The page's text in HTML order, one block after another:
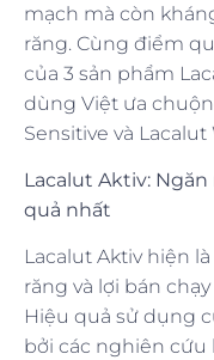
mạch mà còn
răng. Cùng điểm
của 3 sản phẩm
dùng Việt ưa
Sensitive và
Lacalut Aktiv:
quả nhất
Lacalut Aktiv hiện
răng và lợi bán
Hiệu quả sử dụng
bởi các nghiên cứu